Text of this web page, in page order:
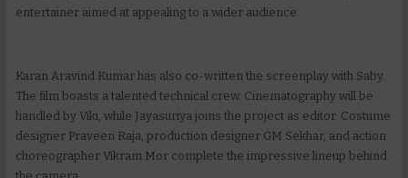
entertainer aimed at appealing to a wider audience.
Karan Aravind Kumar has also co-written the screenplay with Saby.
The film boasts a talented technical crew. Cinematography will be
handled by Viki, while Jayasuriya joins the project as editor. Costume
designer Praveen Raja, production designer GM Sekhar, and action
choreographer Vikram Mor complete the impressive lineup behind